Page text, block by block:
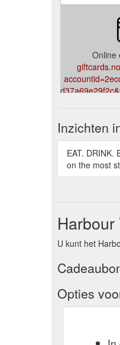
Online
Inzichten
EAT. DRINK.
on the most
U kunt het
Opties